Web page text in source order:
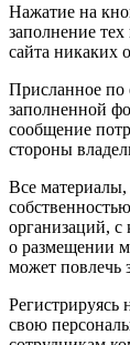
Нажатие на
заполнение
сайта никаких
Присланное по
заполненной
сообщение
стороны
Все
организаций, с
о размещении
может повлечь
Регистрируясь
свою